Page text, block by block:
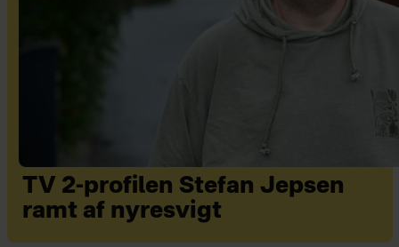
TV 2-profilen Stefan Jepsen
ramt af nyresvigt